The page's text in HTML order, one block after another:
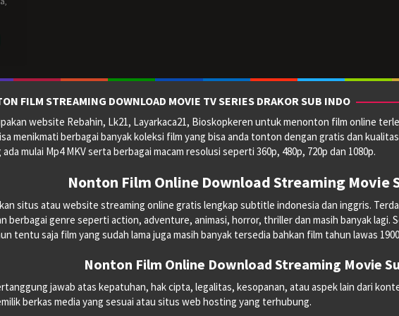
FILM STREAMING DOWNLOAD MOVIE TV SERIES DRAKOR SUB INDO
website Rebahin, Lk21, Layarkaca21, Bioskopkeren untuk menonton film online
menikmati berbagai banyak koleksi film yang bisa anda tonton dengan gratis dan
mulai Mp4 MKV serta berbagai macam resolusi seperti 360p, 480p, 720p dan 1080p.
Nonton Film Online Download Streaming Movie
situs atau website streaming online gratis lengkap subtitle indonesia dan inggris.
berbagai genre seperti action, adventure, animasi, horror, thriller dan masih banyak lagi.
tentu saja film yang sudah lama juga masih banyak tersedia bahkan film tahun lawas
Nonton Film Online Download Streaming Movie
jawab atas kepatuhan, hak cipta, legalitas, kesopanan, atau aspek lain dari
berkas media yang sesuai atau situs web hosting yang terhubung.